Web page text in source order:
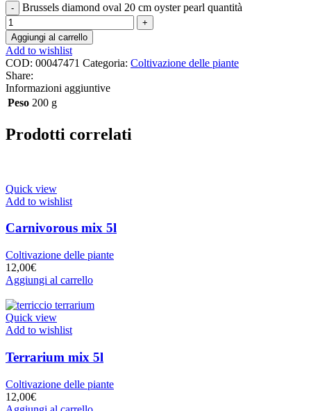
Brussels diamond oval 20 cm oyster pearl quantità
Aggiungi al carrello
Add to wishlist
COD: 00047471 Categoria: Coltivazione delle piante
Share:
Informazioni aggiuntive
Peso 200 g
Prodotti correlati
Quick view
Add to wishlist
Carnivorous mix 5l
Coltivazione delle piante
12,00€
Aggiungi al carrello
Quick view
Add to wishlist
Terrarium mix 5l
Coltivazione delle piante
12,00€